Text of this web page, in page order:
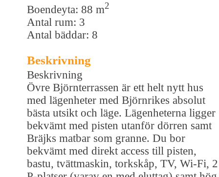
Boendeyta: 88 m2
Antal rum: 3
Antal bäddar: 8
Beskrivning
Beskrivning
Övre Björnterrassen är ett helt nytt hus
med lägenheter med Björnrikes absolut
bästa utsikt och läge. Lägenheterna ligger
bekvämt med pisten utanför dörren samt
Bräjks matbar som granne. Du bor
bekvämt med direkt access till pisten,
bastu, tvättmaskin, torkskåp, TV, Wi-Fi, 2